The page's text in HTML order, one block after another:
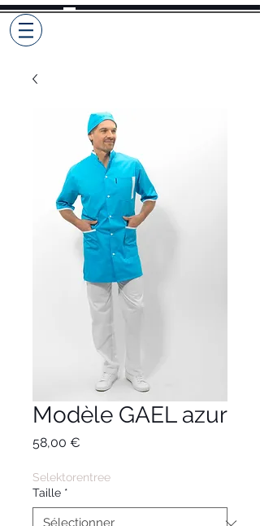
Modèle GAEL azur
58,00 €
Selektorentree
Taille *